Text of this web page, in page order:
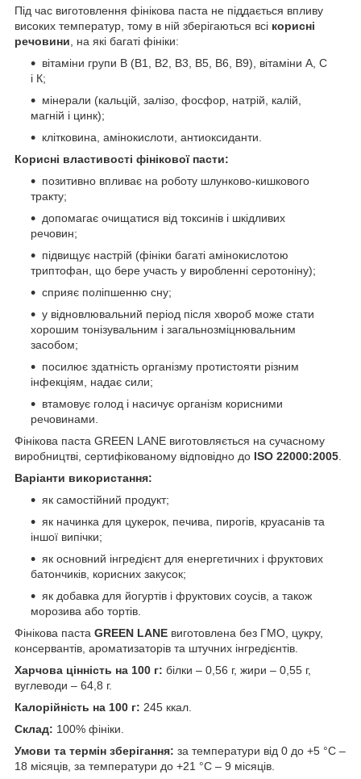
Під час виготовлення фінікова паста не піддається впливу
високих температур, тому в ній зберігаються всі корисні
речовини , на які багаті фініки:
вітаміни групи В (B1, B2, B3, В5, В6, В9), вітаміни А, С
і К;
мінерали (кальцій, залізо, фосфор, натрій, калій,
магній і цинк);
клітковина, амінокислоти, антиоксиданти.
Корисні властивості фінікової пасти:
позитивно впливає на роботу шлунково-кишкового
тракту;
допомагає очищатися від токсинів і шкідливих
речовин;
підвищує настрій (фініки багаті амінокислотою
триптофан, що бере участь у виробленні серотоніну);
сприяє поліпшенню сну;
у відновлювальний період після хвороб може стати
хорошим тонізувальним і загальнозміцнювальним
засобом;
посилює здатність організму протистояти різним
інфекціям, надає сили;
втамовує голод і насичує організм корисними
речовинами.
Фінікова паста GREEN LANE виготовляється на сучасному
виробництві, сертифікованому відповідно до ISO 22000:2005
Варіанти використання:
як самостійний продукт;
як начинка для цукерок, печива, пирогів, круасанів та
іншої випічки;
як основний інгредієнт для енергетичних і фруктових
батончиків, корисних закусок;
як добавка для йогуртів і фруктових соусів, а також
морозива або тортів.
Фінікова паста GREEN LANE виготовлена без ГМО, цукру,
консервантів, ароматизаторів та штучних інгредієнтів.
Харчова цінність на 100 г: білки – 0,56 г, жири – 0,55 г,
вуглеводи – 64,8 г.
Калорійність на 100 г: 245 ккал.
Склад: 100% фініки.
Умови та термін зберігання: за температури від 0 до +5 °С –
18 місяців, за температури до +21 °С – 9 місяців.